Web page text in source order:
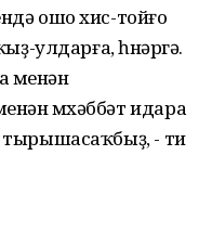
ошо хис-тойғо
улдарға, һөнәргә.
менән
мөхәббәт идара
тырышасаҡбыҙ, - ти